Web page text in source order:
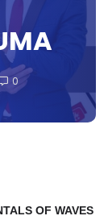
0
OF WAVES